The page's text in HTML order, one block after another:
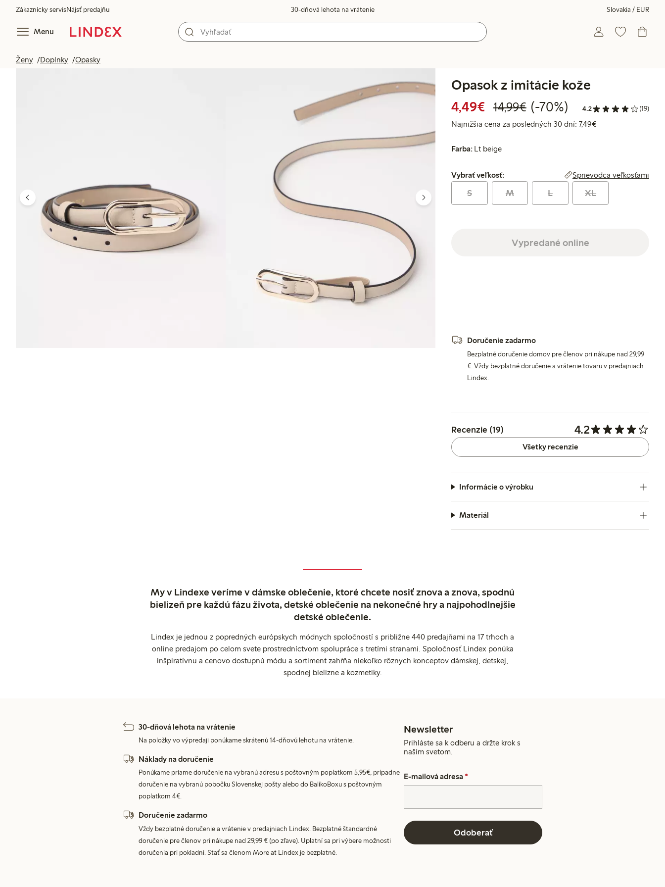
Zákaznícky servisNájsť predajňu 30-dňová lehota na vrátenie Slovakia / EUR
Menu
Ženy Doplnky Opasky
Opasok z imitácie kože
4,49€ Zvýhodnená cena: 4,49 €
14,99€Bežná cena: 14,99 €
70% zľava
(-70%) 4.2 (19)
Najnižšia cena za posledných 30 dní: 7,49€Najnižšia cena za
Farba: Lt beige
Vybrať veľkosť:
Vybrať veľkosť: Sprievodca veľkosťami
S M L XL
Vypredané online
Doručenie zadarmo
Bezplatné doručenie domov pre členov pri nákupe nad 29,99
€. Vždy bezplatné doručenie a vrátenie tovaru v predajniach
Lindex.
Recenzie (19) 4.2
Všetky recenzie
Informácie o výrobku
Materiál
My v Lindexe veríme v dámske oblečenie, ktoré chcete nosiť znova a znova, spodnú
bielizeň pre každú fázu života, detské oblečenie na nekonečné hry a najpohodlnejšie
detské oblečenie.
Lindex je jednou z popredných európskych módnych spoločností s približne 440 predajňami na 17 trhoch a
online predajom po celom svete prostredníctvom spolupráce s tretími stranami. Spoločnosť Lindex ponúka
inšpiratívnu a cenovo dostupnú módu a sortiment zahŕňa niekoľko rôznych konceptov dámskej, detskej,
spodnej bielizne a kozmetiky.
30-dňová lehota na vrátenie
Na položky vo výpredaji ponúkame skrátenú 14-dňovú lehotu na vrátenie.
Náklady na doručenie
Ponúkame priame doručenie na vybranú adresu s poštovným poplatkom 5,95€, prípadne
doručenie na vybranú pobočku Slovenskej pošty alebo do BalíkoBoxu s poštovným
poplatkom 4€.
Doručenie zadarmo
Vždy bezplatné doručenie a vrátenie v predajniach Lindex. Bezplatné štandardné
doručenie pre členov pri nákupe nad 29,99 € (po zľave). Uplatní sa pri výbere možnosti
doručenia pri pokladni. Stať sa členom More at Lindex je bezplatné.
Newsletter
Prihláste sa k odberu a držte krok s
naším svetom.
E-mailová adresa *
Odoberať